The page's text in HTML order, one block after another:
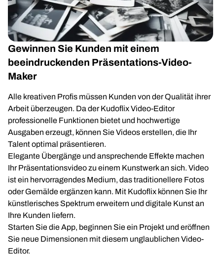
Gewinnen Sie Kunden mit einem
beeindruckenden Präsentations-Video-
Maker
Alle kreativen Profis müssen Kunden von der Qualität ihrer
Arbeit überzeugen. Da der Kudoflix Video-Editor
professionelle Funktionen bietet und hochwertige
Ausgaben erzeugt, können Sie Videos erstellen, die Ihr
Talent optimal präsentieren.
Elegante Übergänge und ansprechende Effekte machen
Ihr Präsentationsvideo zu einem Kunstwerk an sich. Video
ist ein hervorragendes Medium, das traditionellere Fotos
oder Gemälde ergänzen kann. Mit Kudoflix können Sie Ihr
künstlerisches Spektrum erweitern und digitale Kunst an
Ihre Kunden liefern.
Starten Sie die App, beginnen Sie ein Projekt und eröffnen
Sie neue Dimensionen mit diesem unglaublichen Video-
Editor.